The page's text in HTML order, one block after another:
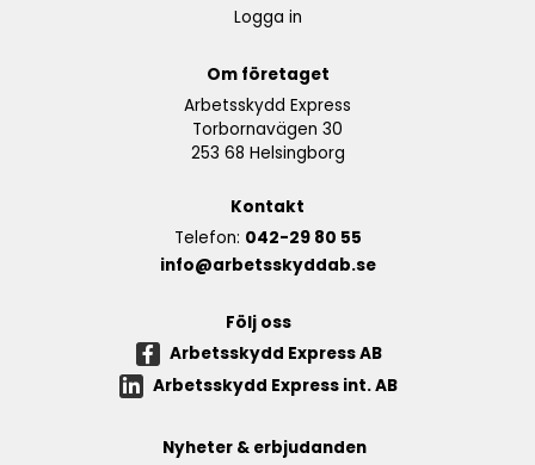
Logga in
Om företaget
Arbetsskydd Express
Torbornavägen 30
253 68 Helsingborg
Kontakt
Telefon: 042-29 80 55
info@arbetsskyddab.se
Följ oss
Arbetsskydd Express AB
Arbetsskydd Express int. AB
Nyheter & erbjudanden